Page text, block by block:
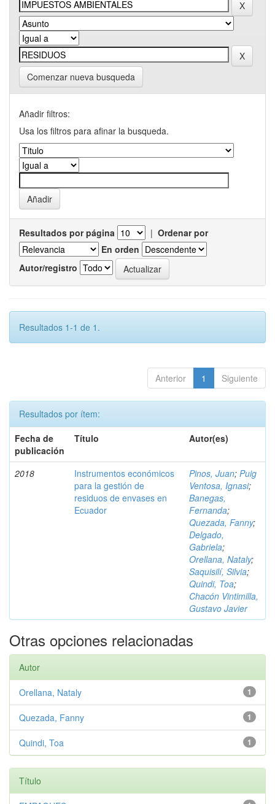
Comenzar nueva busqueda
Añadir filtros:
Usa los filtros para afinar la busqueda.
Resultados por página | Ordenar por
En orden
Autor/registro
Resultados 1-1 de 1.
Anterior 1 Siguiente
Resultados por ítem:
Fecha de
publicación
Título Autor(es)
2018
Instrumentos económicos
para la gestión de
residuos de envases en
Ecuador
Pinos, Juan; Puig
Ventosa, Ignasi;
Banegas,
Fernanda;
Quezada, Fanny;
Delgado,
Gabriela;
Orellana, Nataly;
Saquisilí, Silvia;
Quindi, Toa;
Chacón Vintimilla,
Gustavo Javier
Otras opciones relacionadas
Autor
1
Orellana, Nataly
1
Quezada, Fanny
1
Quindi, Toa
Título